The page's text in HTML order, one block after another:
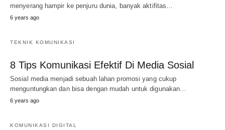
menyerang hampir ke penjuru dunia, banyak aktifitas…
6 years ago
TEKNIK KOMUNIKASI
8 Tips Komunikasi Efektif Di Media Sosial
Sosial media menjadi sebuah lahan promosi yang cukup
menguntungkan dan bisa dengan mudah untuk digunakan…
6 years ago
KOMUNIKASI DIGITAL